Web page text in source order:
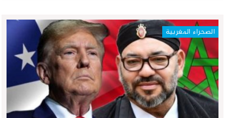
الصحراء المغربية